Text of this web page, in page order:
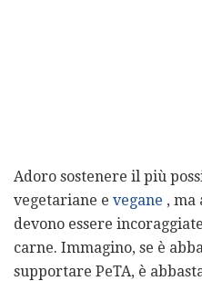
Adoro sostenere il più
vegetariane e vegane , ma
devono essere
carne. Immagino, se è
supportare PeTA, è